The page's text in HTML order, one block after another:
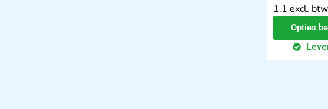
1.1 excl. btw
Opties